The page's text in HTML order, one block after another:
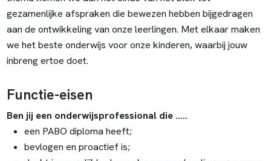
gezamenlijke afspraken die bewezen hebben bijgedragen
aan de ontwikkeling van onze leerlingen. Met elkaar maken
we het beste onderwijs voor onze kinderen, waarbij jouw
inbreng ertoe doet.
Functie-eisen
Ben jij een onderwijsprofessional die .....
een PABO diploma heeft;
bevlogen en proactief is;